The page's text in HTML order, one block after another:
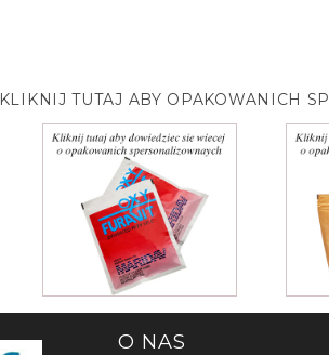
KLIKNIJ TUTAJ ABY OPAKOWANICH
O NAS